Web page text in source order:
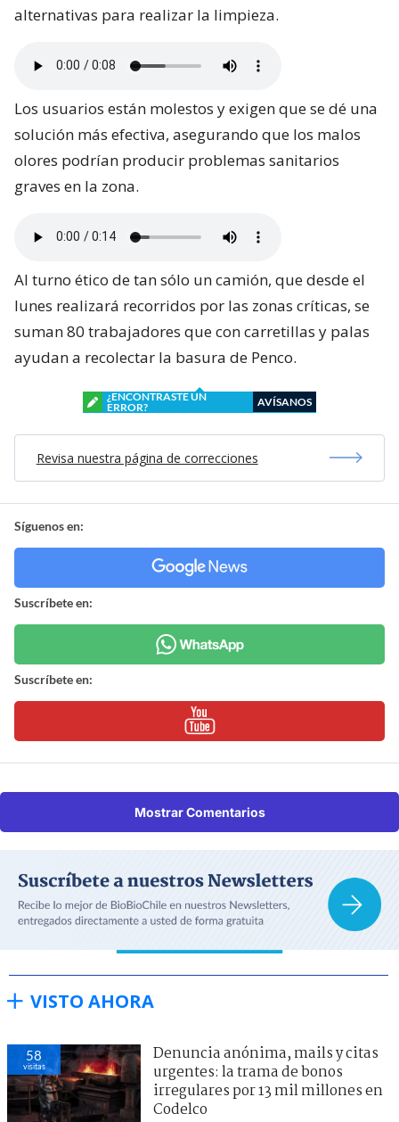
alternativas para realizar la limpieza.
Los usuarios están molestos y exigen que se dé una
solución más efectiva, asegurando que los malos
olores podrían producir problemas sanitarios
graves en la zona.
Al turno ético de tan sólo un camión, que desde el
lunes realizará recorridos por las zonas críticas, se
suman 80 trabajadores que con carretillas y palas
ayudan a recolectar la basura de Penco.
¿ENCONTRASTE UN
ERROR?
AVÍSANOS
Revisa nuestra página de correcciones
Síguenos en:
Suscríbete en:
Suscríbete en:
Mostrar Comentarios
VISTO AHORA
58
visitas
Denuncia anónima, mails y citas
urgentes: la trama de bonos
irregulares por 13 mil millones en
Codelco